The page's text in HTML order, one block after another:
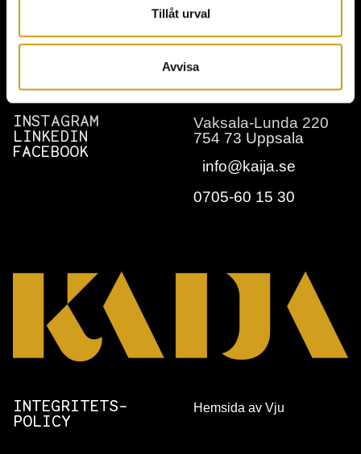
Tillåt urval
Avvisa
Följ oss
INSTAGRAM
LINKEDIN
FACEBOOK
Kontakt
Vaksala-Lunda 220
754 73 Uppsala
info@kaija.se
0705-60 15 30
INTEGRITETS­
POLICY
Hemsida av Vju